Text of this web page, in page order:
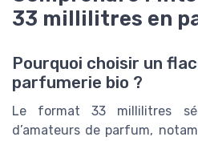
33 millilitres en
Pourquoi choisir un
parfumerie bio ?
Le format 33 millilitres
d’amateurs de parfum,